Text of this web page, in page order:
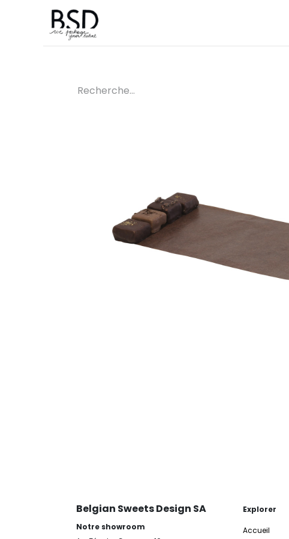
Belgian Sweets Design SA
Notre showroom
Explorer
Accueil